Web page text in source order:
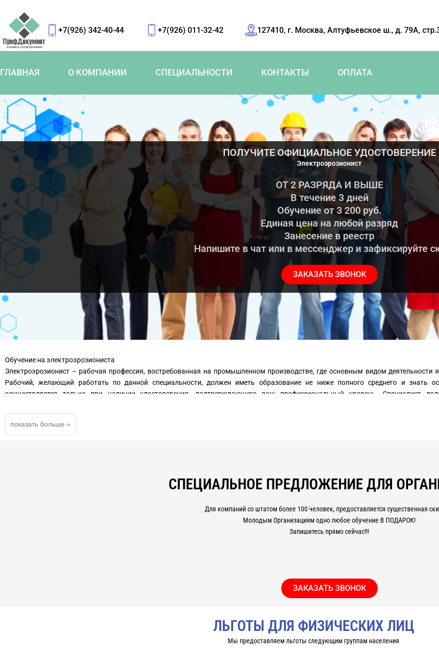
+7(926) 342-40-44 +7(926) 011-32-42 127410, г. Москва, Алтуфьевское ш., д. 79А,
ГЛАВНАЯ О КОМПАНИИ СПЕЦИАЛЬНОСТИ КОНТАКТЫ ОПЛАТА
ПОЛУЧИТЕ ОФИЦИАЛЬНОЕ УДОСТОВЕРЕНИЕ
Электроэрозионист
ОТ 2 РАЗРЯДА И ВЫШЕ
В течение 3 дней
Обучение от 3 200 руб.
Единая цена на любой разряд
Занесение в реестр
Напишите в чат или в мессенджер и зафиксируйте
ЗАКАЗАТЬ ЗВОНОК
Обучение на электроэрозиониста
Электроэрозионист – рабочая профессия, востребованная на промышленном производстве, где основным видом деятельности
Рабочий, желающий работать по данной специальности, должен иметь образование не ниже полного среднего и знать
осуществляется только при наличии удостоверения, подтверждающего ваш профессиональный уровень. Специалист
имеет несколько квалификационных разрядов. Рабочий высокой квалификации имеет специальное образование, которое
СПЕЦИАЛЬНОЕ ПРЕДЛОЖЕНИЕ ДЛЯ
Для компаний со штатом более 100 человек, предоставляется существенная
Молодым Организациям одно любое обучение В ПОДАРОК!
Запишитесь прямо сейчас!!!
ЗАКАЗАТЬ ЗВОНОК
ЛЬГОТЫ ДЛЯ ФИЗИЧЕСКИХ ЛИЦ
Мы предоставляем льготы следующим группам населения